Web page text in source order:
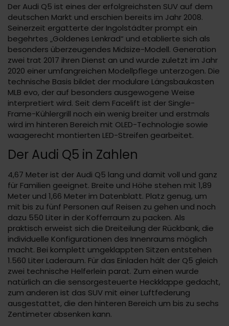
Der Audi Q5 ist eines der erfolgreichsten SUV auf dem
deutschen Markt und erschien bereits im Jahr 2008.
Seinerzeit ergatterte der Ingolstädter prompt ein
begehrtes „Goldenes Lenkrad“ und etablierte sich als
besonders überzeugendes Midsize-Modell. Generation
zwei trat 2017 ihren Dienst an und wurde zuletzt im Jahr
2020 einer umfangreichen Modellpflege unterzogen. Die
technische Basis bildet der modulare Längsbaukasten
MLB evo, der auf besonders ausgewogene Weise
interpretiert wird. Seit dem Facelift ist der Single-
Frame-Kühlergrill noch ein wenig breiter und erstmals
wird im hinteren Bereich mit OLED-Technologie sowie
waagerecht montierten LED-Streifen gearbeitet.
Der Audi Q5 in Zahlen
4,67 Meter ist der Audi Q5 lang und damit voll und ganz
für Familien geeignet. Breite und Höhe stehen mit 1,89
Meter und 1,66 Meter im Datenblatt. Platz genug, um
mit bis zu fünf Personen auf Reisen zu gehen und noch
dazu 550 Liter in der Kofferraum zu packen. Als
praktisch erweist sich die Dreiteilung der Rückbank, die
individuelle Konfigurationen des Innenraums möglich
macht. Bei komplett umgeklappten Sitzen entstehen
1.560 Liter Laderaum. Für das Einladen hält der Q5 gleich
zwei technische Helferlein parat. Zum einen wurde
natürlich an die sensorgesteuerte Heckklappe gedacht,
zum anderen ist das SUV mit einer Luftfederung
ausgestattet, die den hinteren Bereich um bis zu sechs
Zentimeter absenken kann.